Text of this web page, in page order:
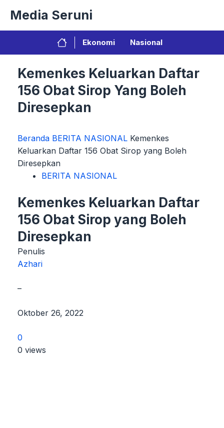
isi
Media Seruni
Ekonomi Nasional
Kemenkes Keluarkan Daftar
156 Obat Sirop Yang Boleh
Diresepkan
Beranda BERITA NASIONAL Kemenkes
Keluarkan Daftar 156 Obat Sirop yang Boleh
Diresepkan
BERITA NASIONAL
Kemenkes Keluarkan Daftar
156 Obat Sirop yang Boleh
Diresepkan
Penulis
Azhari
–
Oktober 26, 2022
0
0 views